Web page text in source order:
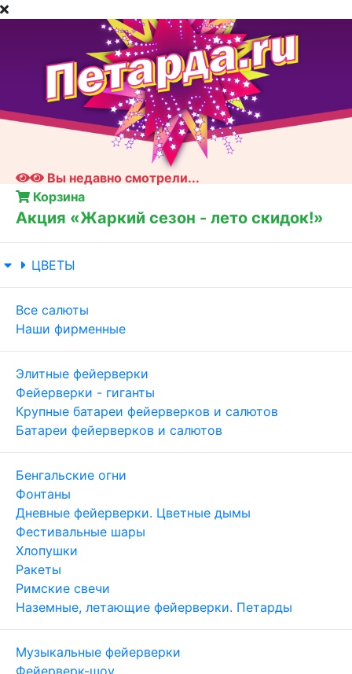
Вы недавно смотрели...
Корзина
Акция «Жаркий сезон - лето скидок!»
ЦВЕТЫ
Все салюты
Наши фирменные
Элитные фейерверки
Фейерверки - гиганты
Крупные батареи фейерверков и салютов
Батареи фейерверков и салютов
Бенгальские огни
Фонтаны
Дневные фейерверки. Цветные дымы
Фестивальные шары
Хлопушки
Ракеты
Римские свечи
Наземные, летающие фейерверки. Петарды
Музыкальные фейерверки
Фейерверк-шоу